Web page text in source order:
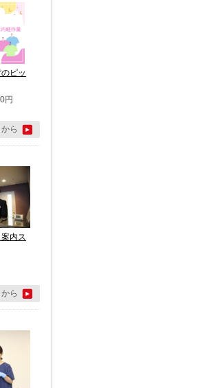
ピッ
円
ら
内ス
ら